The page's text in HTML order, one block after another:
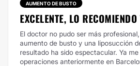
AUMENTO DE BUSTO
EXCELENTE, LO
El doctor no pudo ser más
aumento de busto y una liposucción
resultado ha sido espectacular. Ya
operaciones anteriormente en